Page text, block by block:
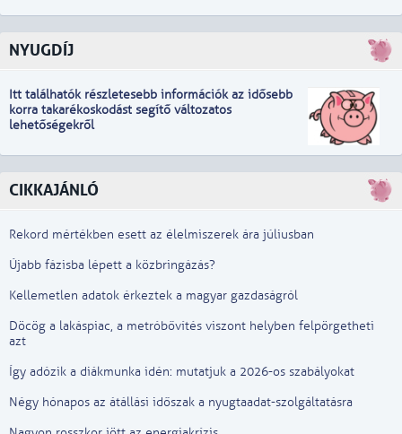
NYUGDÍJ
Itt találhatók részletesebb információkaz idősebb
korra takarékoskodást segítő változatos
lehetőségekről
CIKKAJÁNLÓ
Rekord mértékben esett az élelmiszerek ára júliusban
Újabb fázisba lépett a közbringázás?
Kellemetlen adatok érkeztek a magyar gazdaságról
Döcög a lakáspiac, a metróbővítés viszont helyben felpörgetheti
azt
Így adózik a diákmunka idén: mutatjuk a 2026-os szabályokat
Négy hónapos az átállási időszak a nyugtaadat-szolgáltatásra